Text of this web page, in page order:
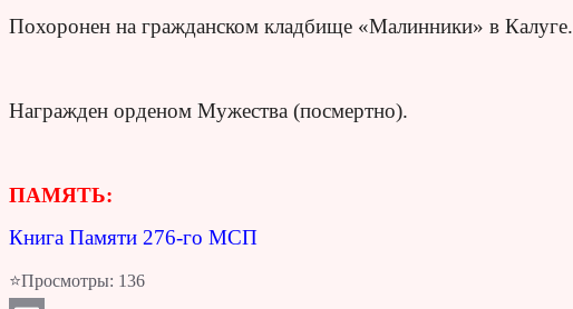
Похоронен на гражданском кладбище «Малинники» в Калуге.
Награжден орденом Мужества (посмертно).
ПАМЯТЬ:
Книга Памяти 276-го МСП
⭐Просмотры: 136